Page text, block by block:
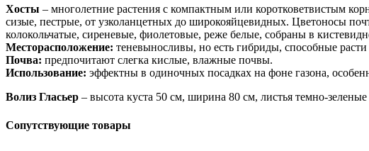
Хосты – многолетние растения с компактным или коротковетвистым
сизые, пестрые, от узколанцетных до широкояйцевидных. Цветоносы
колокольчатые, сиреневые, фиолетовые, реже белые, собраны в
Месторасположение: теневыносливы, но есть гибриды, способные
Почва: предпочитают слегка кислые, влажные почвы.
Использование: эффектны в одиночных посадках на фоне газона,
Волиз Гласьер – высота куста 50 см, ширина 80 см, листья темно-
Сопутствующие товары